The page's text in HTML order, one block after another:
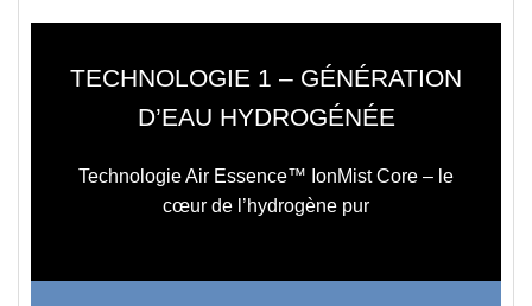
TECHNOLOGIE 1 – GÉNÉRATION
D’EAU HYDROGÉNÉE
Technologie Air Essence™ IonMist Core – le
cœur de l’hydrogène pur